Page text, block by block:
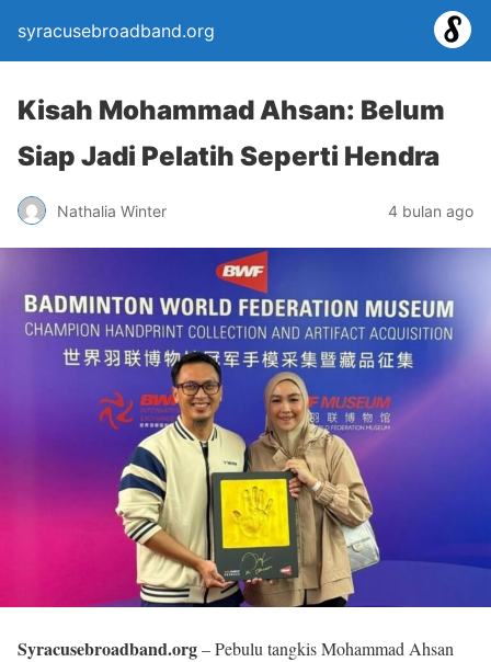
syracusebroadband.org
Kisah Mohammad Ahsan: Belum
Siap Jadi Pelatih Seperti Hendra
Nathalia Winter 4 bulan ago
Syracusebroadband.org– Pebulu tangkis Mohammad Ahsan